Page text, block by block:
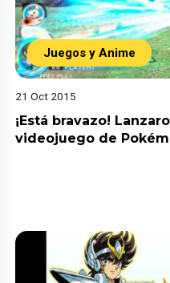
Juegos y Anime
21 Oct 2015
¡Está bravazo!
videojuego de